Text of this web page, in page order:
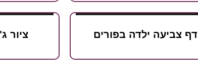
דף צביעה ילדה בפורים ציור